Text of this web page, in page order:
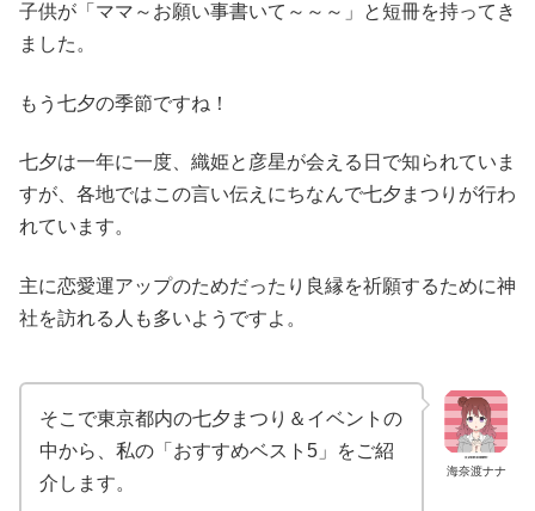
子供が「ママ～お願い事書いて～～～」と短冊を持ってき
ました。
もう七夕の季節ですね！
七夕は一年に一度、織姫と彦星が会える日で知られていま
すが、各地ではこの言い伝えにちなんで七夕まつりが行わ
れています。
主に恋愛運アップのためだったり良縁を祈願するために神
社を訪れる人も多いようですよ。
海奈渡ナナ
そこで東京都内の七夕まつり＆イベントの
中から、私の「おすすめベスト5」をご紹
介します。